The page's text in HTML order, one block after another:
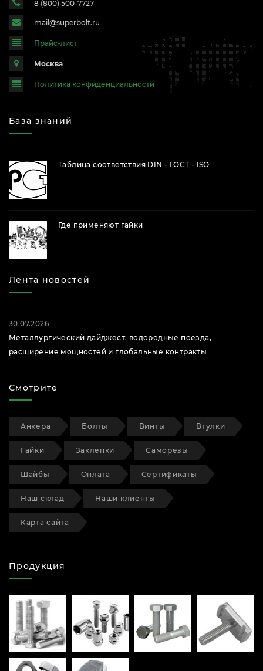
8 (800) 500-7727
mail@superbolt.ru
Прайс-лист
Москва
Политика конфиденциальности
База знаний
Таблица соответствия DIN - ГОСТ - ISO
Где применяют гайки
Лента новостей
30.07.2026
Металлургический дайджест: водородные поезда,
расширение мощностей и глобальные контракты
Смотрите
Анкера Болты Винты Втулки
Гайки Заклепки Саморезы
Шайбы Оплата Сертификаты
Наш склад Наши клиенты
Карта сайта
Продукция